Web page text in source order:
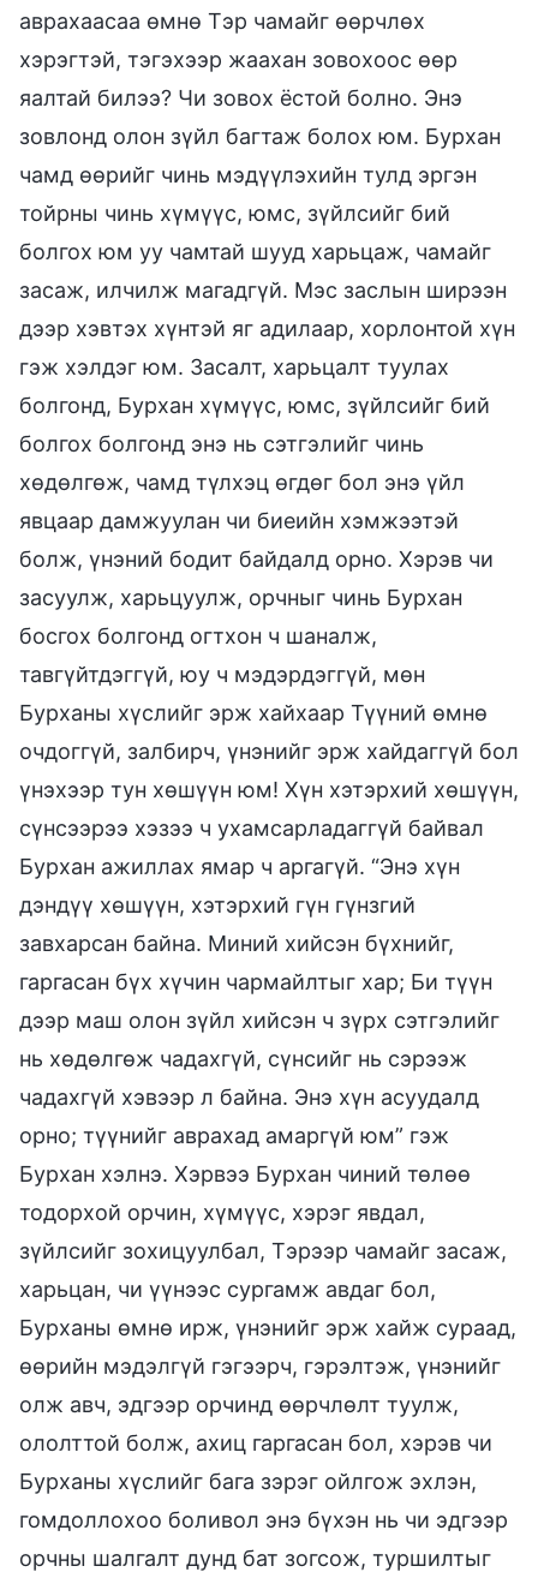
аврахаасаа өмнө Тэр чамайг өөрчлөх
хэрэгтэй, тэгэхээр жаахан зовохоос өөр
яалтай билээ? Чи зовох ёстой болно. Энэ
зовлонд олон зүйл багтаж болох юм. Бурхан
чамд өөрийг чинь мэдүүлэхийн тулд эргэн
тойрны чинь хүмүүс, юмс, зүйлсийг бий
болгох юм уу чамтай шууд харьцаж, чамайг
засаж, илчилж магадгүй. Мэс заслын ширээн
дээр хэвтэх хүнтэй яг адилаар, хорлонтой хүн
гэж хэлдэг юм. Засалт, харьцалт туулах
болгонд, Бурхан хүмүүс, юмс, зүйлсийг бий
болгох болгонд энэ нь сэтгэлийг чинь
хөдөлгөж, чамд түлхэц өгдөг бол энэ үйл
явцаар дамжуулан чи биеийн хэмжээтэй
болж, үнэний бодит байдалд орно. Хэрэв чи
засуулж, харьцуулж, орчныг чинь Бурхан
босгох болгонд огтхон ч шаналж,
тавгүйтдэггүй, юу ч мэдэрдэггүй, мөн
Бурханы хүслийг эрж хайхаар Түүний өмнө
очдоггүй, залбирч, үнэнийг эрж хайдаггүй бол
үнэхээр тун хөшүүн юм! Хүн хэтэрхий хөшүүн,
сүнсээрээ хэзээ ч ухамсарладаггүй байвал
Бурхан ажиллах ямар ч аргагүй. “Энэ хүн
дэндүү хөшүүн, хэтэрхий гүн гүнзгий
завхарсан байна. Миний хийсэн бүхнийг,
гаргасан бүх хүчин чармайлтыг хар; Би түүн
дээр маш олон зүйл хийсэн ч зүрх сэтгэлийг
нь хөдөлгөж чадахгүй, сүнсийг нь сэрээж
чадахгүй хэвээр л байна. Энэ хүн асуудалд
орно; түүнийг аврахад амаргүй юм” гэж
Бурхан хэлнэ. Хэрвээ Бурхан чиний төлөө
тодорхой орчин, хүмүүс, хэрэг явдал,
зүйлсийг зохицуулбал, Тэрээр чамайг засаж,
харьцан, чи үүнээс сургамж авдаг бол,
Бурханы өмнө ирж, үнэнийг эрж хайж сураад,
өөрийн мэдэлгүй гэгээрч, гэрэлтэж, үнэнийг
олж авч, эдгээр орчинд өөрчлөлт туулж,
ололттой болж, ахиц гаргасан бол, хэрэв чи
Бурханы хүслийг бага зэрэг ойлгож эхлэн,
гомдоллохоо боливол энэ бүхэн нь чи эдгээр
орчны шалгалт дунд бат зогсож, туршилтыг